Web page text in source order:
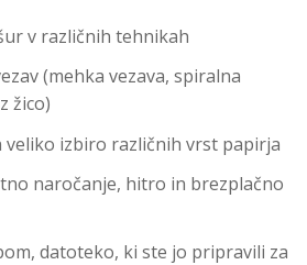
v različnih tehnikah
(mehka vezava, spiralna
žico)
veliko izbiro različnih vrst papirja
naročanje, hitro in brezplačno
datoteko, ki ste jo pripravili za